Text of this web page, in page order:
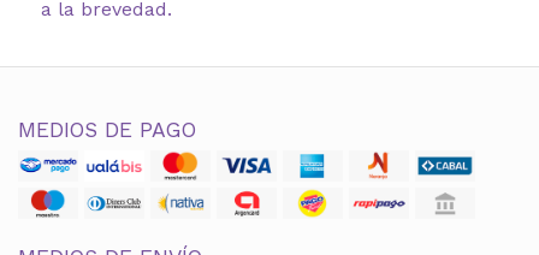
a la brevedad.
MEDIOS DE PAGO